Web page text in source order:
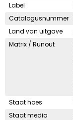
Label
Catalogusnummer
Land van uitgave
Matrix / Runout
Staat hoes
Staat media